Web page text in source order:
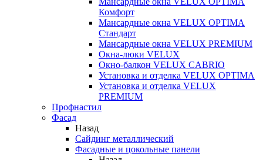
Комфорт
Мансардные окна VELUX OPTIMA
Стандарт
Мансардные окна VELUX PREMIUM
Окна-люки VELUX
Окно-балкон VELUX CABRIO
Установка и отделка VELUX OPTIMA
Установка и отделка VELUX
PREMIUM
Профнастил
Фасад
Назад
Сайдинг металлический
Фасадные и цокольные панели